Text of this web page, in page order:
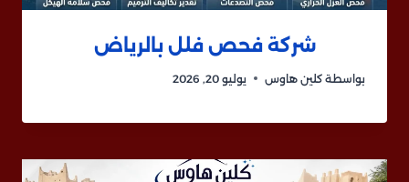
شركة فحص فلل بالرياض
بواسطة كلين هاوس يوليو 20, 2026